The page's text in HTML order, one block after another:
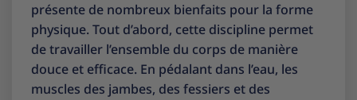
présente de nombreux bienfaits pour la forme
physique. Tout d’abord, cette discipline permet
de travailler l’ensemble du corps de manière
douce et efficace. En pédalant dans l’eau, les
muscles des jambes, des fessiers et des